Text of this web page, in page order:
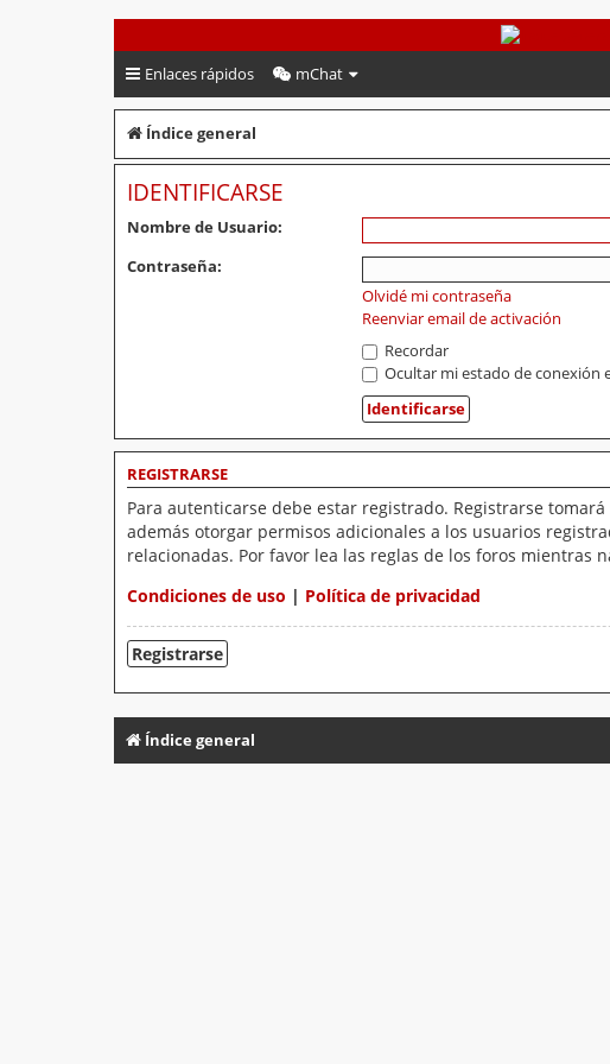
PeruVoley.com
Enlaces rápidos mChat
Índice general
IDENTIFICARSE
Nombre de Usuario:
Contraseña:
Olvidé mi contraseña
Reenviar email de activación
Recordar
Ocultar mi estado de conexión
REGISTRARSE
Para autenticarse debe estar registrado. Registrarse
además otorgar permisos adicionales a los usuarios
relacionadas. Por favor lea las reglas de los foros mientras
Condiciones de uso | Política de privacidad
Registrarse
Índice general